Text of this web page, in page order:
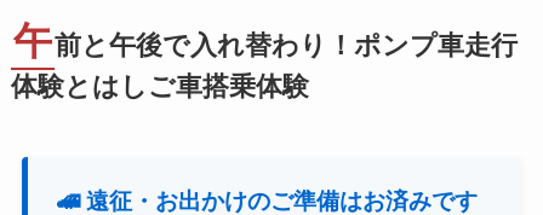
午前と午後で入れ替わり！ポンプ車走行
体験とはしご車搭乗体験
🚄 遠征・お出かけのご準備はお済みです